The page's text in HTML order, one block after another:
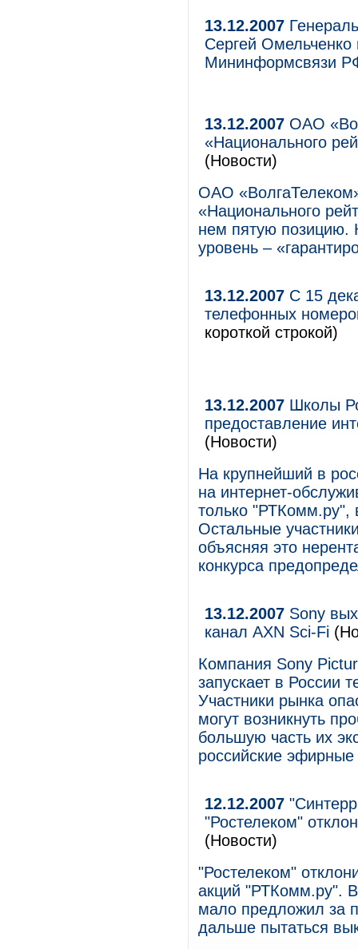
13.12.2007
Сергей Омельченко
Мининформсвязи
13.12.2007 ОАО
«Национального
(Новости)
ОАО
«Национального
нем пятую позицию.
уровень –
13.12.2007 С 15
телефонных
короткой строкой)
13.12.2007 Школы
предоставление
(Новости)
На крупнейший в
на интернет-
только "РТКомм.ру",
Остальные
объясняя это
конкурса
13.12.2007 Sony
канал AXN Sci-Fi
Компания Sony
запускает в России
Участники рынка
могут возникнуть
большую часть их
российские
12.12.2007
"Ростелеком"
(Новости)
"Ростелеком"
акций "РТКомм.ру". В
мало предложил за
дальше пытаться